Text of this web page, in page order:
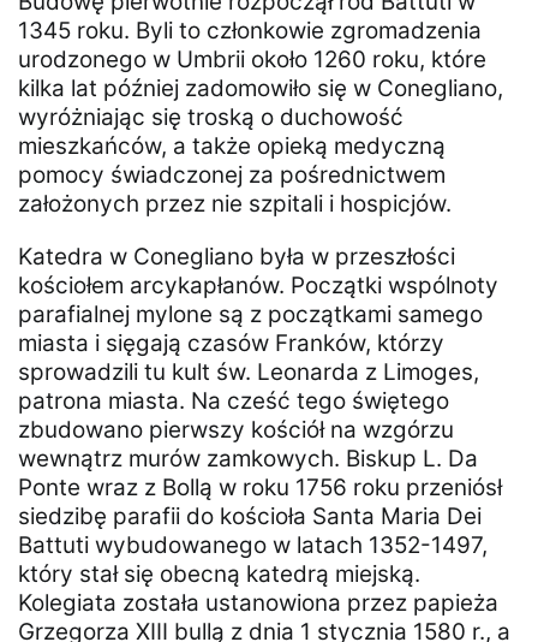
1345 roku. Byli to członkowie zgromadzenia
urodzonego w Umbrii około 1260 roku, które
kilka lat później zadomowiło się w Conegliano,
wyróżniając się troską o duchowość
mieszkańców, a także opieką medyczną
pomocy świadczonej za pośrednictwem
założonych przez nie szpitali i hospicjów.
Katedra w Conegliano była w przeszłości
kościołem arcykapłanów. Początki wspólnoty
parafialnej mylone są z początkami samego
miasta i sięgają czasów Franków, którzy
sprowadzili tu kult św. Leonarda z Limoges,
patrona miasta. Na cześć tego świętego
zbudowano pierwszy kościół na wzgórzu
wewnątrz murów zamkowych. Biskup L. Da
Ponte wraz z Bollą w roku 1756 roku przeniósł
siedzibę parafii do kościoła Santa Maria Dei
Battuti wybudowanego w latach 1352-1497,
który stał się obecną katedrą miejską.
Kolegiata została ustanowiona przez papieża
Grzegorza XIII bullą z dnia 1 stycznia 1580 r., a